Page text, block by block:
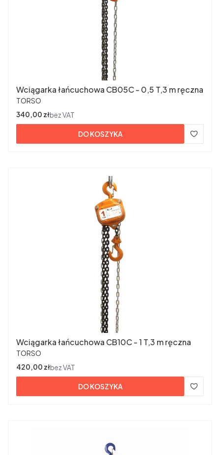
Wciągarka łańcuchowa CB05C - 0,5 T,3 m ręczna
PRODUCENT
TORSO
Cena
340,00 złbez VAT
DO KOSZYKA
Wciągarka łańcuchowa CB10C - 1 T,3 m ręczna
PRODUCENT
TORSO
Cena
420,00 złbez VAT
DO KOSZYKA